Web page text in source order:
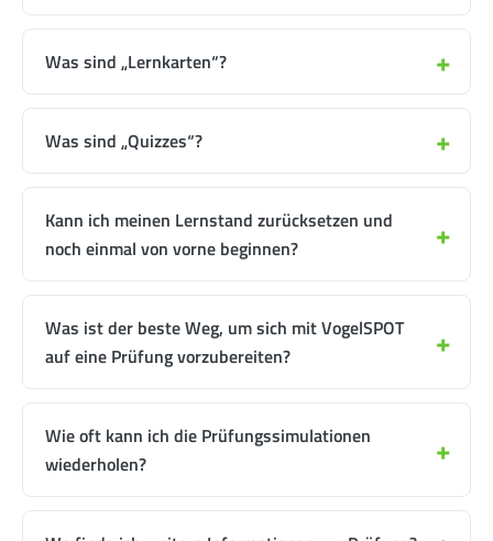
Was sind „Lernkarten“?
Was sind „Quizzes“?
Kann ich meinen Lernstand zurücksetzen und
noch einmal von vorne beginnen?
Was ist der beste Weg, um sich mit VogelSPOT
auf eine Prüfung vorzubereiten?
Wie oft kann ich die Prüfungssimulationen
wiederholen?